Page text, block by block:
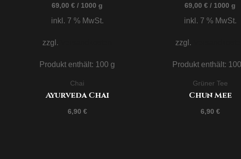
69,00 € / 1000 g
inkl. 7 % MwSt.
zzgl.
Produkt enthält: 100 g
Chai
Ayurveda Chai
6,90 €
69,00 € / 1000 g
inkl. 7 % MwSt.
zzgl.
Produkt enthält:
Grüner Tee
Chun Mee
6,90 €